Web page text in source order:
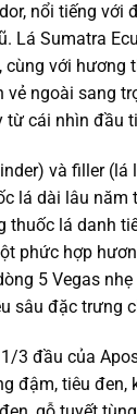
nổi tiếng với
Lá Sumatra
cùng với hương
vẻ ngoài sang
từ cái nhìn đầu
và filler (lá
lá dài lâu năm
thuốc lá danh
phức hợp
5 Vegas
sâu đặc trưng
3 đầu của
đậm, tiêu đen,